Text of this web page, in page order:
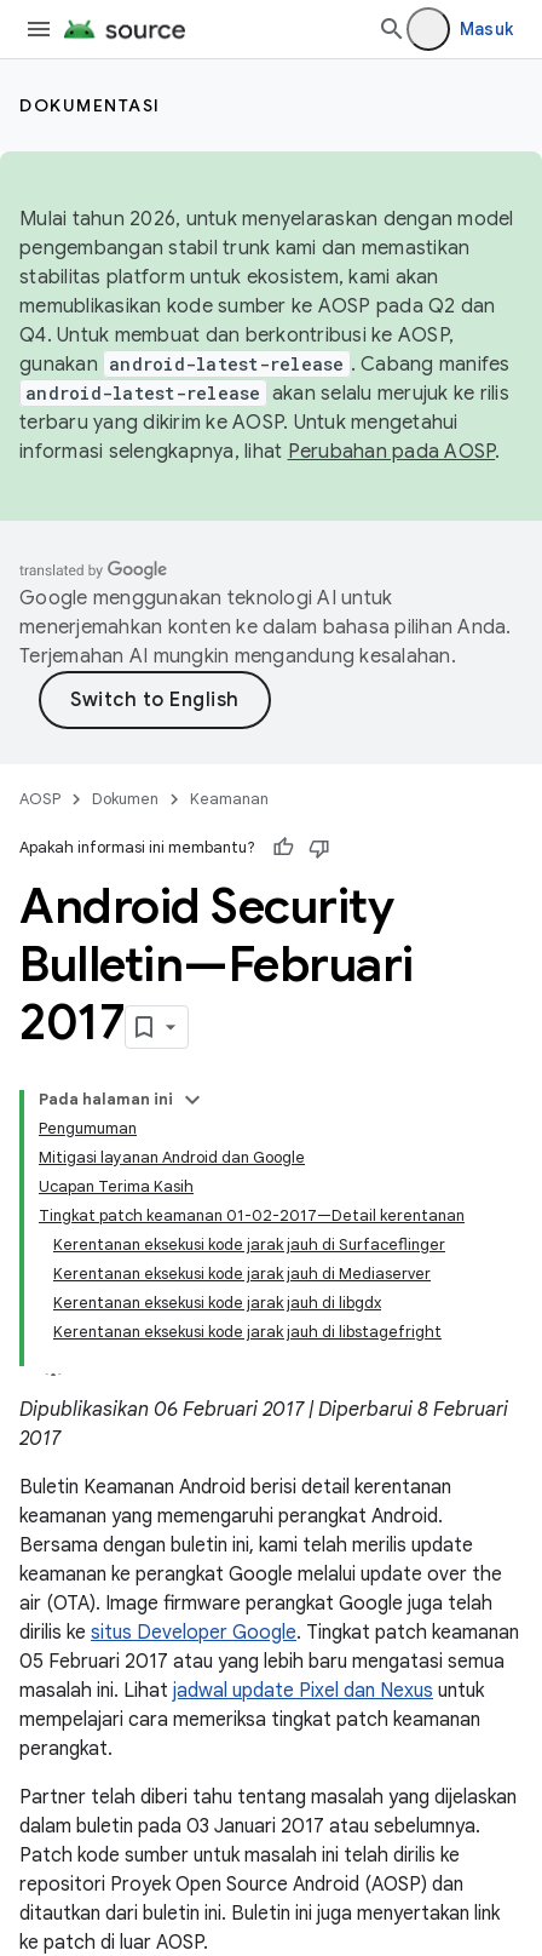
Masuk
DOKUMENTASI
Mulai tahun 2026, untuk menyelaraskan dengan model
pengembangan stabil trunk kami dan memastikan
stabilitas platform untuk ekosistem, kami akan
memublikasikan kode sumber ke AOSP pada Q2 dan
Q4. Untuk membuat dan berkontribusi ke AOSP,
gunakan android-latest-release . Cabang manifes
android-latest-release akan selalu merujuk ke rilis
terbaru yang dikirim ke AOSP. Untuk mengetahui
informasi selengkapnya, lihat Perubahan pada AOSP.
Google menggunakan teknologi AI untuk
menerjemahkan konten ke dalam bahasa pilihan Anda.
Terjemahan AI mungkin mengandung kesalahan.
AOSP Dokumen Keamanan
Apakah informasi ini membantu?
Android Security
Bulletin—Februari
2017
Pada halaman ini
Pengumuman
Mitigasi layanan Android dan Google
Ucapan Terima Kasih
Tingkat patch keamanan 01-02-2017—Detail kerentanan
Kerentanan eksekusi kode jarak jauh di Surfaceflinger
Kerentanan eksekusi kode jarak jauh di Mediaserver
Kerentanan eksekusi kode jarak jauh di libgdx
Kerentanan eksekusi kode jarak jauh di libstagefright
Dipublikasikan 06 Februari 2017 | Diperbarui 8 Februari
2017
Buletin Keamanan Android berisi detail kerentanan
keamanan yang memengaruhi perangkat Android.
Bersama dengan buletin ini, kami telah merilis update
keamanan ke perangkat Google melalui update over the
air (OTA). Image firmware perangkat Google juga telah
dirilis ke situs Developer Google. Tingkat patch keamanan
05 Februari 2017 atau yang lebih baru mengatasi semua
masalah ini. Lihat jadwal update Pixel dan Nexus untuk
mempelajari cara memeriksa tingkat patch keamanan
perangkat.
Partner telah diberi tahu tentang masalah yang dijelaskan
dalam buletin pada 03 Januari 2017 atau sebelumnya.
Patch kode sumber untuk masalah ini telah dirilis ke
repositori Proyek Open Source Android (AOSP) dan
ditautkan dari buletin ini. Buletin ini juga menyertakan link
ke patch di luar AOSP.